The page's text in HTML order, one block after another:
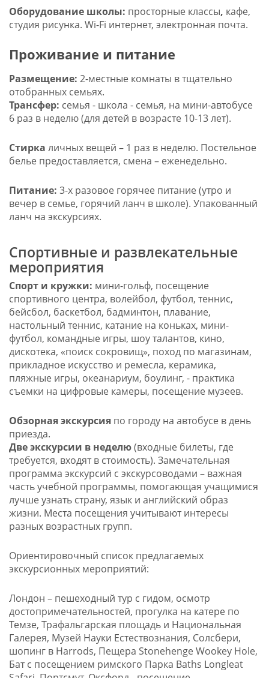
Оборудование школы: просторные классы, кафе,
студия рисунка. Wi-Fi интернет, электронная почта.
Проживание и питание
Размещение: 2-местные комнаты в тщательно
отобранных семьях.
Трансфер: семья - школа - семья, на мини-автобусе
6 раз в неделю (для детей в возрасте 10-13 лет).
Стирка личных вещей – 1 раз в неделю. Постельное
белье предоставляется, смена – еженедельно.
Питание: 3-х разовое горячее питание (утро и
вечер в семье, горячий ланч в школе). Упакованный
ланч на экскурсиях.
Спортивные и развлекательные
мероприятия
Спорт и кружки: мини-гольф, посещение
спортивного центра, волейбол, футбол, теннис,
бейсбол, баскетбол, бадминтон, плавание,
настольный теннис, катание на коньках, мини-
футбол, командные игры, шоу талантов, кино,
дискотека, «поиск сокровищ», поход по магазинам,
прикладное искусство и ремесла, керамика,
пляжные игры, океанариум, боулинг, - практика
съемки на цифровые камеры, посещение музеев.
Обзорная экскурсия по городу на автобусе в день
приезда.
Две экскурсии в неделю(входные билеты, где
требуется, входят в стоимость). Замечательная
программа экскурсий с экскурсоводами – важная
часть учебной программы, помогающая учащимися
лучше узнать страну, язык и английский образ
жизни. Места посещения учитывают интересы
разных возрастных групп.
Ориентировочный список предлагаемых
экскурсионных мероприятий:
Лондон – пешеходный тур с гидом, осмотр
достопримечательностей, прогулка на катере по
Темзе, Трафальгарская площадь и Национальная
Галерея, Музей Науки Естествознания, Солсбери,
шопинг в Harrods, Пещера Stonehenge Wookey Hole,
Бат с посещением римского Парка Baths Longleat